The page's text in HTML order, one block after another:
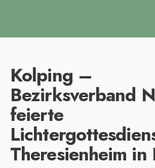
Kolping –
Bezirksverband
feierte
Theresienheim in